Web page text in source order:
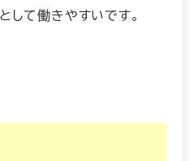
して働きやすいです。